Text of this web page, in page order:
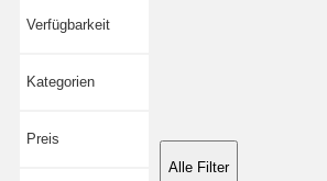
Verfügbarkeit
Kategorien
Preis
Alle Filter